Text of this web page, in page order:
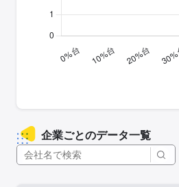
企業ごとのデータ一覧